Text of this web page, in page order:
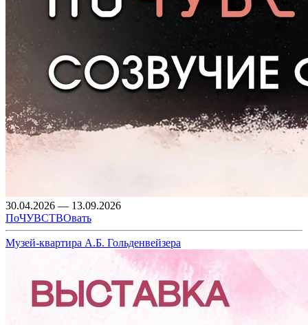
30.04.2026 — 13.09.2026
ПоЧУВСТВОвать
Музей-квартира А.Б. Гольденвейзера